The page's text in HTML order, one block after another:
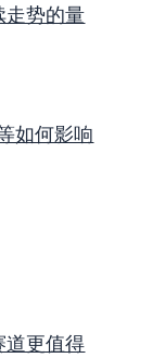
走势的量
如何影响
道更值得